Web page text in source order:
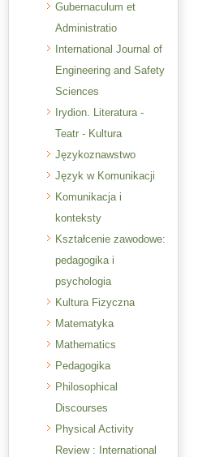
Gubernaculum et
Administratio
International Journal of
Engineering and Safety
Sciences
Irydion. Literatura -
Teatr - Kultura
Językoznawstwo
Język w Komunikacji
Komunikacja i
konteksty
Kształcenie zawodowe:
pedagogika i
psychologia
Kultura Fizyczna
Matematyka
Mathematics
Pedagogika
Philosophical
Discourses
Physical Activity
Review : International